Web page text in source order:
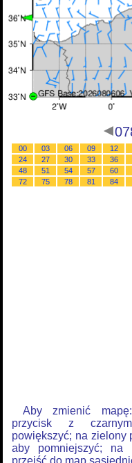
00 03 06 09 12
24
27 30 33 36
48
51 54 57 60
72
75 78 81 84
Aby zmienić
przycisk z
powiększyć; na zielony
aby pomniejszyć; na
przejść do map